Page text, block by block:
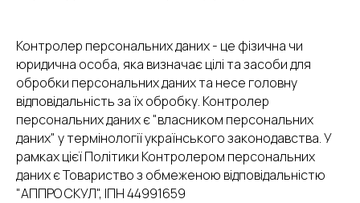
Контролер персональних даних - це фізична чи
юридична особа, яка визначає цілі та засоби для
обробки персональних даних та несе головну
відповідальність за їх обробку. Контролер
персональних даних є "власником персональних
даних" у термінології українського законодавства. У
рамках цієї Політики Контролером персональних
даних є Товариство з обмеженою відповідальністю
"АППРО СКУЛ", ІПН 44991659